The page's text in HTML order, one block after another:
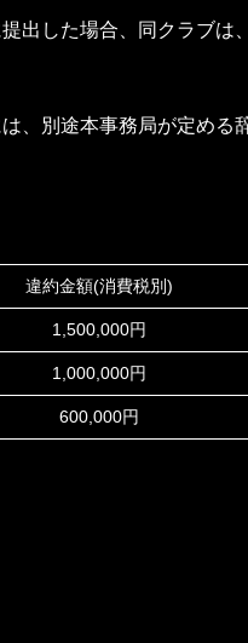
出した場合、同クラブは
、別途本事務局が定める
違約金額(消費税別)
1,500,000円
1,000,000円
600,000円